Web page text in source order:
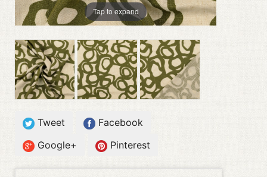
Tap to expand
Tweet
Facebook
Google+
Pinterest